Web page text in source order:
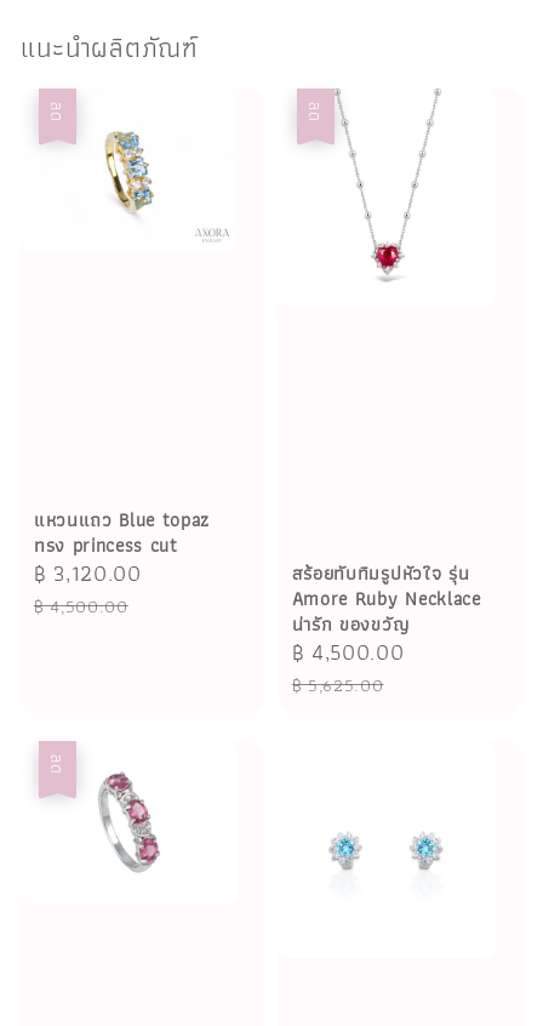
แนะนำผลิตภัณฑ์
ลด
แหวนแถว Blue topaz
ทรง princess cut
Sale
price
฿ 3,120.00
฿ 4,500.00
ลด
สร้อยทับทิมรูปหัวใจ รุ่น
Amore Ruby Necklace
น่ารัก ของขวัญ
Sale
price
฿ 4,500.00
฿ 5,625.00
ลด